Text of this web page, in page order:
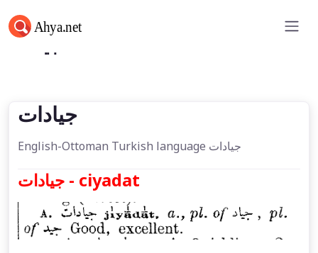
جيادات
جيادات
English-Ottoman Turkish language جيادات
جيادات - ciyadat